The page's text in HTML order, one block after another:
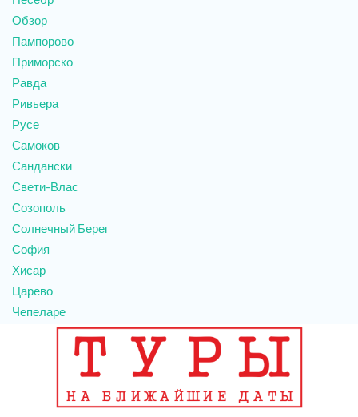
Обзор
Пампорово
Приморско
Равда
Ривьера
Русе
Самоков
Сандански
Свети-Влас
Созополь
Солнечный Берег
София
Хисар
Царево
Чепеларе